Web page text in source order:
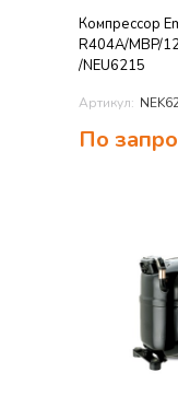
Компрессор
R404A/MBP/
/NEU6215
Артикул:
По